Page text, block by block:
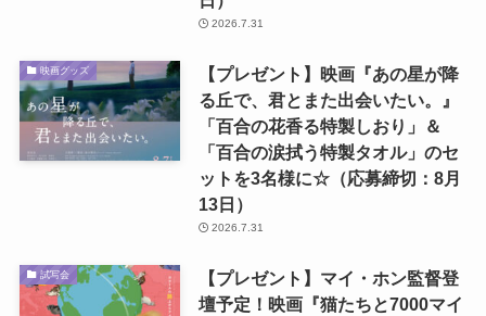
2026.7.31
映画グッズ
【プレゼント】映画『あの星が降
る丘で、君とまた出会いたい。』
「百合の花香る特製しおり」＆
「百合の涙拭う特製タオル」のセ
ットを3名様に☆（応募締切：8月
13日）
2026.7.31
試写会
【プレゼント】マイ・ホン監督登
壇予定！映画『猫たちと7000マイ